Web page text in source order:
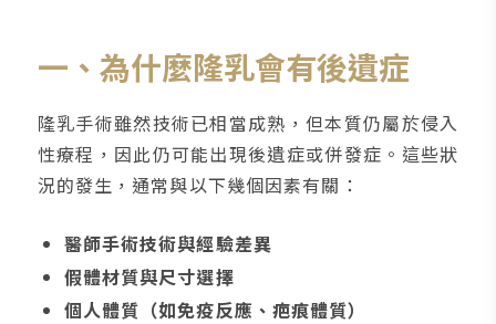
一、為什麼隆乳會有後遺症
隆乳手術雖然技術已相當成熟，但本質仍屬於侵入
性療程，因此仍可能出現後遺症或併發症。這些狀
況的發生，通常與以下幾個因素有關：
醫師手術技術與經驗差異
假體材質與尺寸選擇
個人體質（如免疫反應、疤痕體質）